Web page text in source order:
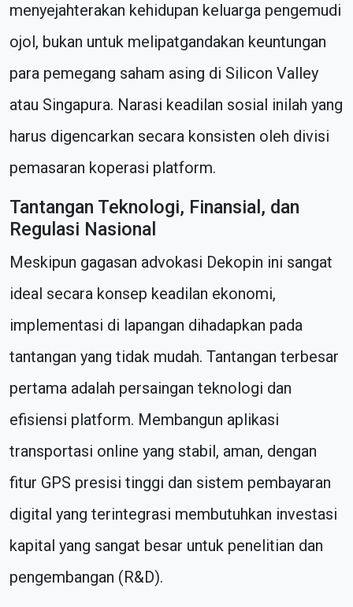
menyejahterakan kehidupan keluarga pengemudi
ojol, bukan untuk melipatgandakan keuntungan
para pemegang saham asing di Silicon Valley
atau Singapura. Narasi keadilan sosial inilah yang
harus digencarkan secara konsisten oleh divisi
pemasaran koperasi platform.
Tantangan Teknologi, Finansial, dan
Regulasi Nasional
Meskipun gagasan advokasi Dekopin ini sangat
ideal secara konsep keadilan ekonomi,
implementasi di lapangan dihadapkan pada
tantangan yang tidak mudah. Tantangan terbesar
pertama adalah persaingan teknologi dan
efisiensi platform. Membangun aplikasi
transportasi online yang stabil, aman, dengan
fitur GPS presisi tinggi dan sistem pembayaran
digital yang terintegrasi membutuhkan investasi
kapital yang sangat besar untuk penelitian dan
pengembangan (R&D).